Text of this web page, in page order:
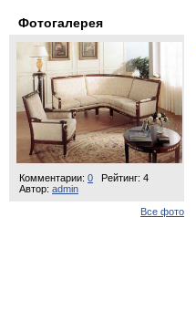
Фотогалерея
Комментарии: 0
Рейтинг: 4
Автор: admin
Все фото